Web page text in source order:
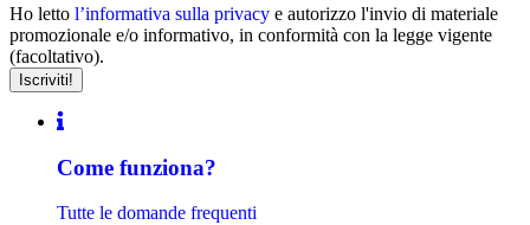
Ho letto l’informativa sulla privacy e autorizzo l'invio di materiale
promozionale e/o informativo, in conformità con la legge vigente
(facoltativo).
Come funziona?
Tutte le domande frequenti